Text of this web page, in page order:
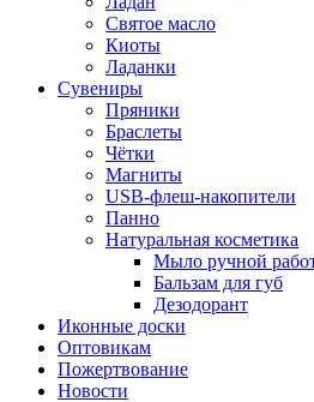
Святое масло
Киоты
Ладанки
Сувениры
Пряники
Браслеты
Чётки
Магниты
USB-флеш-накопители
Панно
Натуральная косметика
Мыло ручной
Бальзам для губ
Дезодорант
Иконные доски
Оптовикам
Пожертвование
Новости